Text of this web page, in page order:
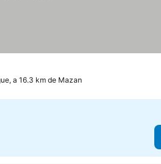
a 16.3 km de Mazan